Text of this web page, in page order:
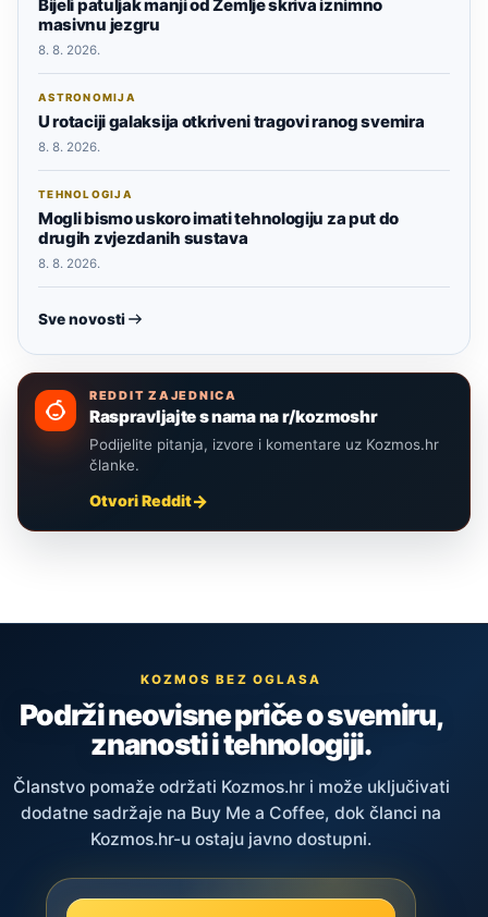
Bijeli patuljak manji od Zemlje skriva iznimno
masivnu jezgru
8. 8. 2026.
ASTRONOMIJA
U rotaciji galaksija otkriveni tragovi ranog svemira
8. 8. 2026.
TEHNOLOGIJA
Mogli bismo uskoro imati tehnologiju za put do
drugih zvjezdanih sustava
8. 8. 2026.
Sve novosti
REDDIT ZAJEDNICA
Raspravljajte s nama na r/kozmoshr
Podijelite pitanja, izvore i komentare uz Kozmos.hr
članke.
Otvori Reddit
KOZMOS BEZ OGLASA
Podrži neovisne priče o svemiru,
znanosti i tehnologiji.
Članstvo pomaže održati Kozmos.hr i može uključivati
dodatne sadržaje na Buy Me a Coffee, dok članci na
Kozmos.hr-u ostaju javno dostupni.